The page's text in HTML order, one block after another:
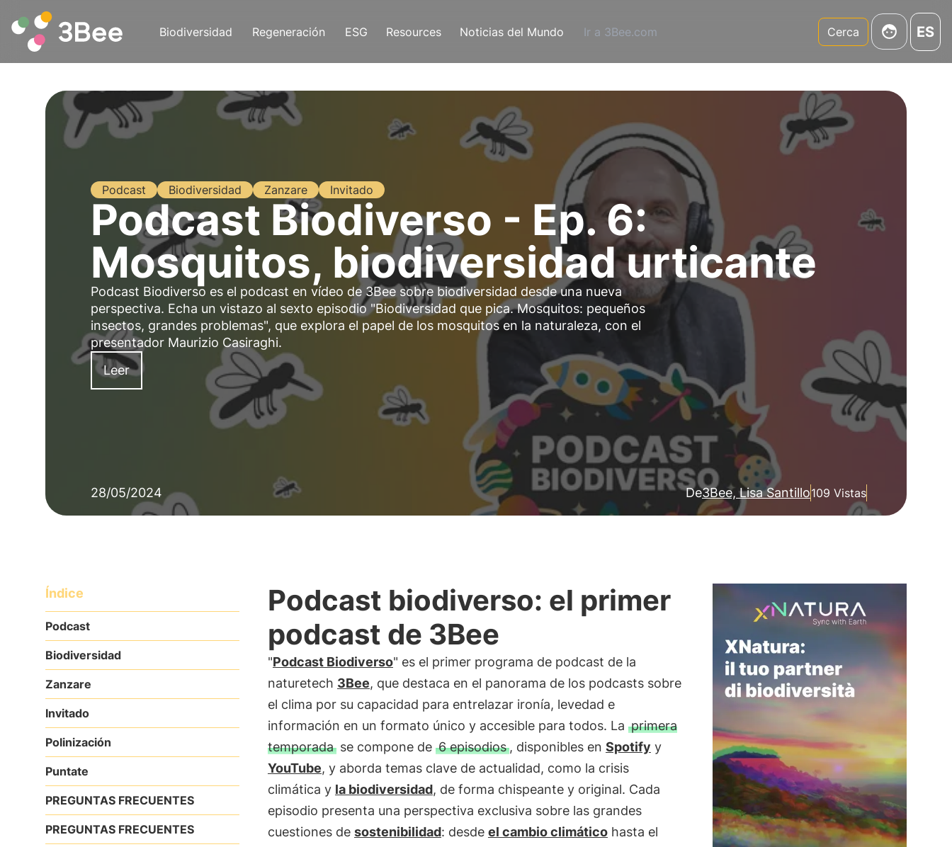
Biodiversidad Regeneración ESG Resources Noticias del Mundo Ir a 3Bee.com Cerca ES
Podcast Biodiversidad Zanzare Invitado
Podcast Biodiverso - Ep. 6:
Mosquitos, biodiversidad urticante
Podcast Biodiverso es el podcast en vídeo de 3Bee sobre biodiversidad desde una nueva
perspectiva. Echa un vistazo al sexto episodio "Biodiversidad que pica. Mosquitos: pequeños
insectos, grandes problemas", que explora el papel de los mosquitos en la naturaleza, con el
presentador Maurizio Casiraghi.
Leer
28/05/2024 De3Bee, Lisa Santillo109 Vistas
Índice
Podcast
Biodiversidad
Zanzare
Invitado
Polinización
Puntate
PREGUNTAS FRECUENTES
PREGUNTAS FRECUENTES
Podcast biodiverso: el primer
podcast de 3Bee
"Podcast Biodiverso" es el primer programa de podcast de la
naturetech 3Bee, que destaca en el panorama de los podcasts sobre
el clima por su capacidad para entrelazar ironía, levedad e
información en un formato único y accesible para todos. La primera
temporadase compone de 6 episodios, disponibles en Spotify y
YouTube, y aborda temas clave de actualidad, como la crisis
climática y la biodiversidad, de forma chispeante y original. Cada
episodio presenta una perspectiva exclusiva sobre las grandes
cuestiones de sostenibilidad: desde el cambio climáticohasta el